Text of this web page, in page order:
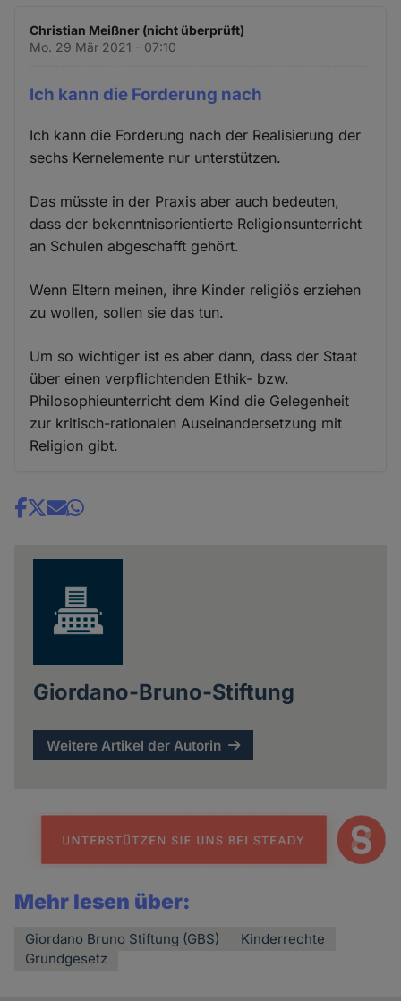
Christian Meißner (nicht überprüft)
Mo. 29 Mär 2021 - 07:10
Ich kann die Forderung nach
Ich kann die Forderung nach der Realisierung der
sechs Kernelemente nur unterstützen.
Das müsste in der Praxis aber auch bedeuten,
dass der bekenntnisorientierte Religionsunterricht
an Schulen abgeschafft gehört.
Wenn Eltern meinen, ihre Kinder religiös erziehen
zu wollen, sollen sie das tun.
Um so wichtiger ist es aber dann, dass der Staat
über einen verpflichtenden Ethik- bzw.
Philosophieunterricht dem Kind die Gelegenheit
zur kritisch-rationalen Auseinandersetzung mit
Religion gibt.
Share
Giordano-Bruno-Stiftung
Weitere Artikel der Autorin
Mehr lesen über:
Giordano Bruno Stiftung (GBS)
Kinderrechte
Grundgesetz